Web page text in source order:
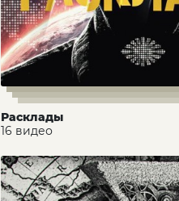
Расклады
16 видео